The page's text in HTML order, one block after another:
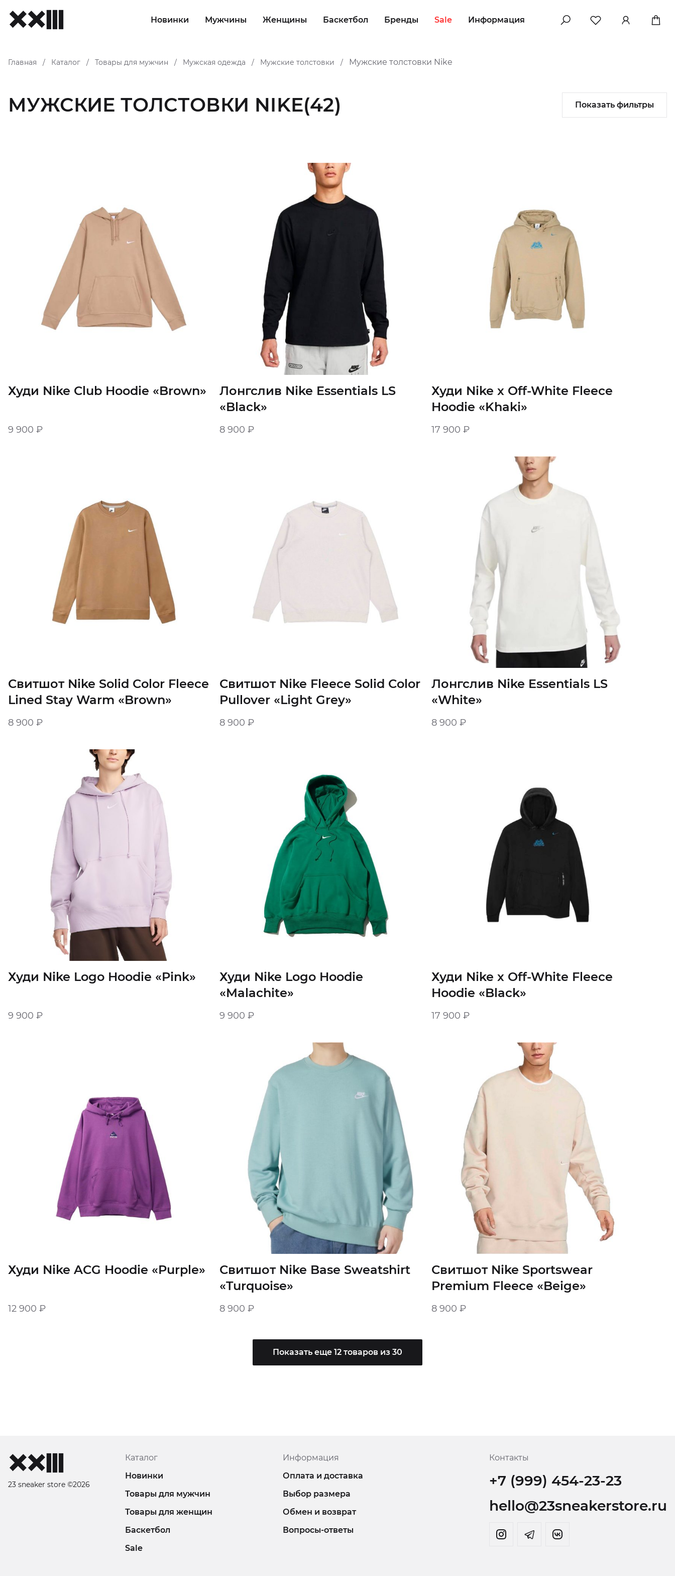
Новинки Мужчины Женщины Баскетбол Бренды Sale Информация
Главная / Каталог / Товары для мужчин / Мужская одежда / Мужские толстовки / Мужские толстовки Nike
МУЖСКИЕ ТОЛСТОВКИ NIKE(42) Показать фильтры
Худи Nike Club Hoodie «Brown»
9 900 ₽
Лонгслив Nike Essentials LS
«Black»
8 900₽
Худи Nike x Off-White Fleece
Hoodie «Khaki»
17 900 ₽
Свитшот Nike Solid Color Fleece
Lined Stay Warm «Brown»
8 900 ₽
Свитшот Nike Fleece Solid Color
Pullover «Light Grey»
8 900₽
Лонгслив Nike Essentials LS
«White»
8 900 ₽
Худи Nike Logo Hoodie «Pink»
9 900 ₽
Худи Nike Logo Hoodie
«Malachite»
9 900₽
Худи Nike x Off-White Fleece
Hoodie «Black»
17 900 ₽
Худи Nike ACG Hoodie «Purple»
12 900 ₽
Свитшот Nike Base Sweatshirt
«Turquoise»
8 900₽
Свитшот Nike Sportswear
Premium Fleece «Beige»
8 900 ₽
Показать еще 12 товаров из 30
23 sneaker store ©2026
Каталог
Новинки
Товары для мужчин
Товары для женщин
Баскетбол
Sale
Информация
Оплата и доставка
Выбор размера
Обмен и возврат
Вопросы-ответы
Контакты
+7 (999) 454-23-23
hello@23sneakerstore.ru